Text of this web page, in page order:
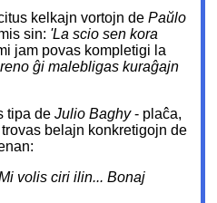
kelkajn vortojn dePaŭlo
sin: 'La scio sen kora
jam povas kompletigi la
ĝi malebligas kuraĝajn
tipa deJulio Baghy- plaĉa,
belajn konkretigojn de
volis ciri ilin... Bonaj